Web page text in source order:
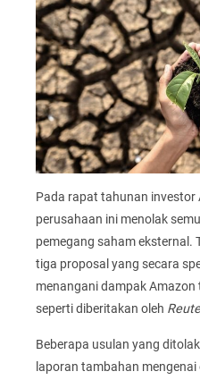
Pada rapat tahunan investor
perusahaan ini menolak
pemegang saham eksternal.
tiga proposal yang secara
menangani dampak
seperti diberitakan oleh
Beberapa usulan yang
laporan tambahan